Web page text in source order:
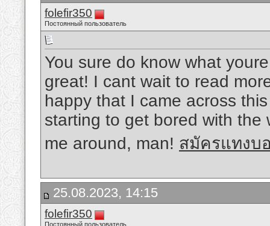
folefir350
Постоянный пользователь
You sure do know what
great! I cant wait to read
happy that I came across
starting to get bored with the
me around, man! สมัครแทงบ
25.08.2023, 14:15
folefir350
Постоянный пользователь